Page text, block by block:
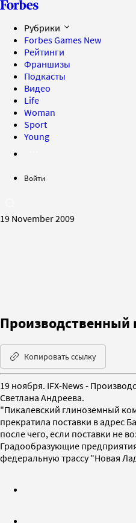
Рубрики
Forbes Games New
Рейтинги
Франшизы
Подкасты
Видео
Life
Woman
Sport
Young
Войти
19 November 2009
Производственный
Копировать ссылку
19 ноября. IFX-News -
Светлана Андреева.
"Пикалевский глиноземный
прекратила поставки в адрес
после чего, если поставки не
Градообразующие
федеральную трассу "Новая